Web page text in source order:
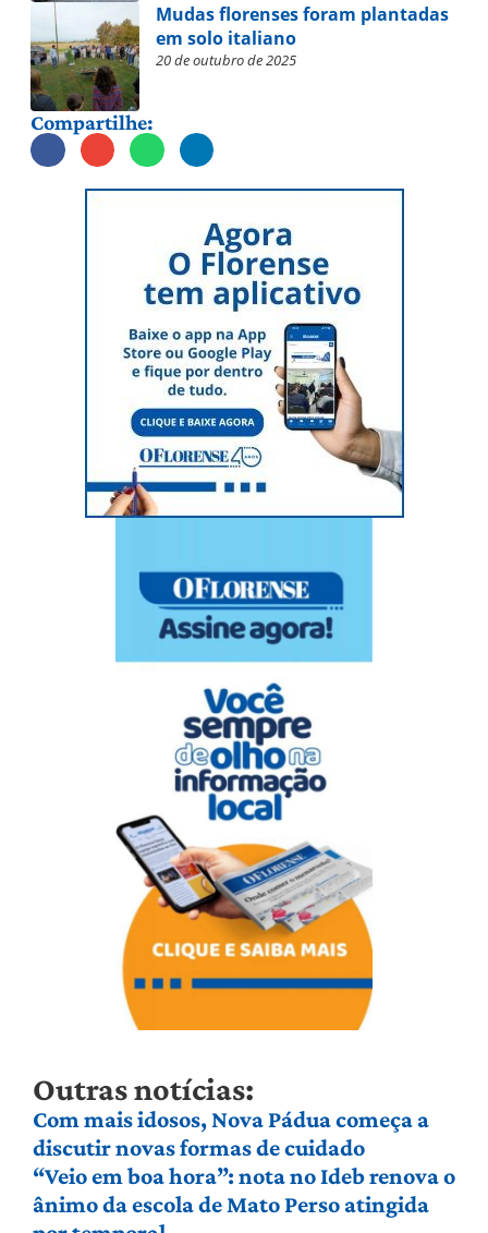
Mudas florenses foram plantadas
em solo italiano
20 de outubro de 2025
Compartilhe:
Outras notícias:
Com mais idosos, Nova Pádua começa a
discutir novas formas de cuidado
“Veio em boa hora”: nota no Ideb renova o
ânimo da escola de Mato Perso atingida